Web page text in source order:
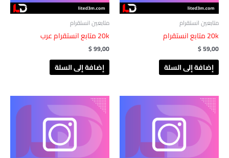
متابعين انستقرام
20k متابع انستقرام
$59,00
إضافة إلى السلة
متابعين انستقرام
20k متابع انستقرام عرب
$99,00
إضافة إلى السلة